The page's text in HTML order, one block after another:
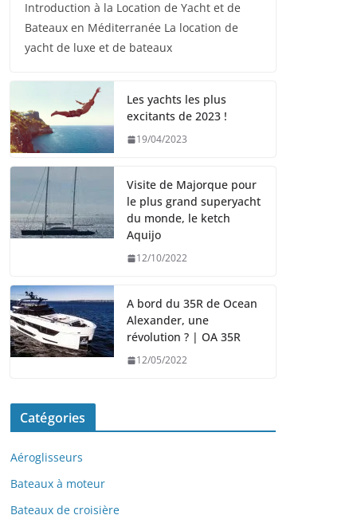
Introduction à la Location de Yacht et de
Bateaux en Méditerranée La location de
yacht de luxe et de bateaux
Les yachts les plus
excitants de 2023 !
19/04/2023
Visite de Majorque pour
le plus grand superyacht
du monde, le ketch
Aquijo
12/10/2022
A bord du 35R de Ocean
Alexander, une
révolution ? | OA 35R
12/05/2022
Catégories
Aéroglisseurs
Bateaux à moteur
Bateaux de croisière